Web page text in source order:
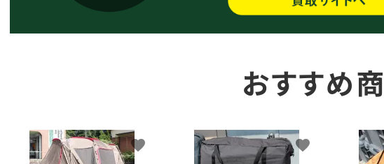
おすすめ
favorite favorite